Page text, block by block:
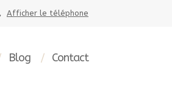
Afficher le téléphone
Blog Contact